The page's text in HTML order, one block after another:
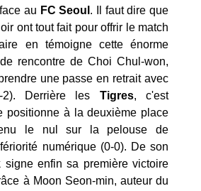
au FC Seoul . Il faut dire que
ont tout fait pour offrir le match
en témoigne cette énorme
rencontre de Choi Chul-won,
une passe en retrait avec
2). Derrière les Tigres, c'est
positionne à la deuxième place
le nul sur la pelouse de
numérique (0-0). De son
signe enfin sa première victoire
à Moon Seon-min, auteur du